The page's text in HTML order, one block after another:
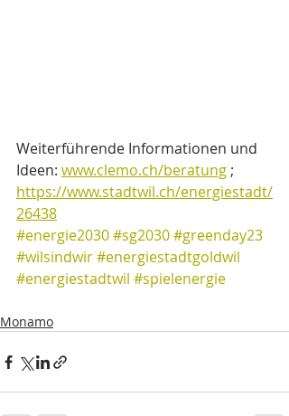
Weiterführende Informationen und
Ideen: www.clemo.ch/beratung ;
https://www.stadtwil.ch/energiestadt/
26438
#energie2030#sg2030#greenday23
#wilsindwir#energiestadtgoldwil
#energiestadtwil #spielenergie
Monamo